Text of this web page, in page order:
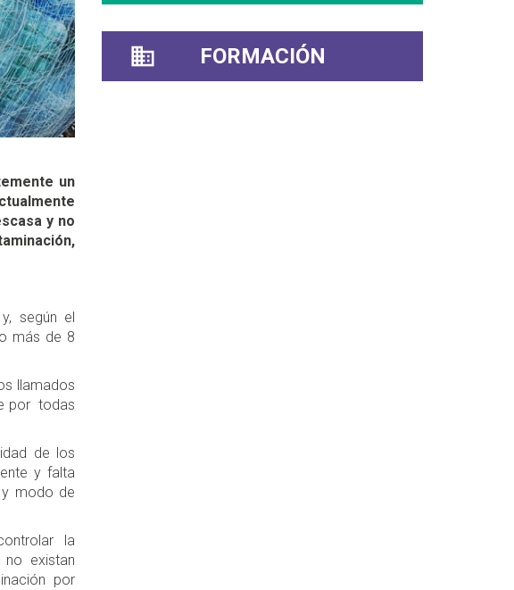
un
y no
según el
más de 8
llamados
por todas
de los
y falta
modo de
la
existan
por
FORMACIÓN